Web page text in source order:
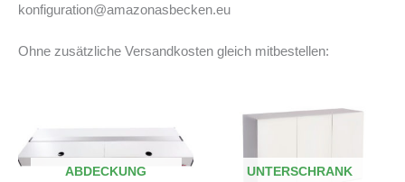
konfiguration@amazonasbecken.eu
Ohne zusätzliche Versandkosten gleich mitbestellen:
ABDECKUNG UNTERSCHRANK